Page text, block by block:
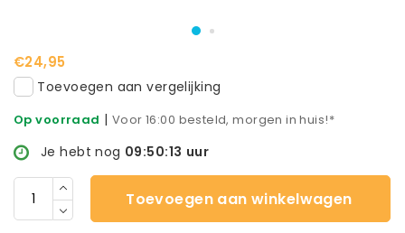
€24,95
Toevoegen aan vergelijking
Op voorraad | Voor 16:00 besteld, morgen in huis!*
Je hebt nog 09:50:13 uur
Toevoegen aan winkelwagen